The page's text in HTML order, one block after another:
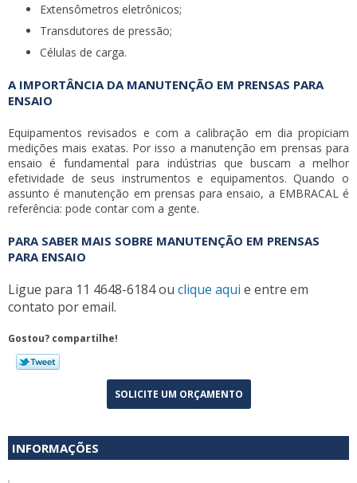
Extensômetros eletrônicos;
Transdutores de pressão;
Células de carga.
A IMPORTÂNCIA DA MANUTENÇÃO EM PRENSAS PARA
ENSAIO
Equipamentos revisados e com a calibração em dia propiciam
medições mais exatas. Por isso a manutenção em prensas para
ensaio é fundamental para indústrias que buscam a melhor
efetividade de seus instrumentos e equipamentos. Quando o
assunto émanutenção em prensas para ensaio, a EMBRACAL é
referência: pode contar com a gente.
PARA SABER MAIS SOBRE MANUTENÇÃO EM PRENSAS
PARA ENSAIO
Ligue para 11 4648-6184ou clique aqui e entre em
contato por email.
Gostou? compartilhe!
SOLICITE UM ORÇAMENTO
INFORMAÇÕES